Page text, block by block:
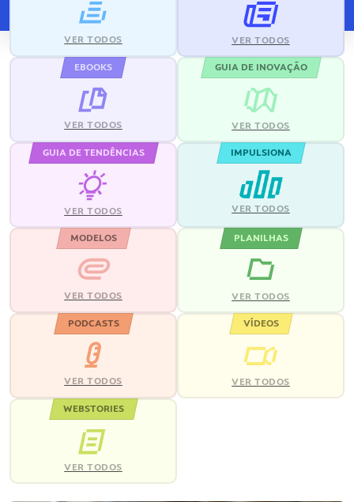
VER TODOS VER TODOS
EBOOKS
VER TODOS
GUIA DE INOVAÇÃO
VER TODOS
GUIA DE TENDÊNCIAS
VER TODOS
IMPULSIONA
VER TODOS
MODELOS
VER TODOS
PLANILHAS
VER TODOS
PODCASTS
VER TODOS
VÍDEOS
VER TODOS
WEBSTORIES
VER TODOS